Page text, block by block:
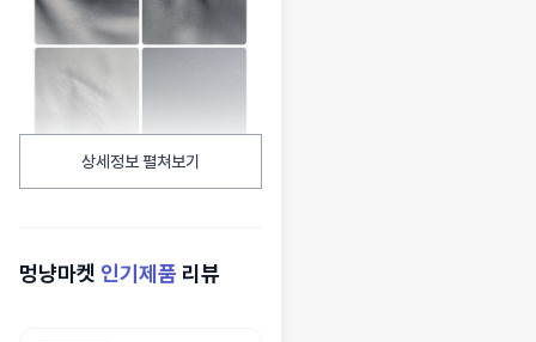
상세정보 펼쳐보기
멍냥마켓 인기제품 리뷰